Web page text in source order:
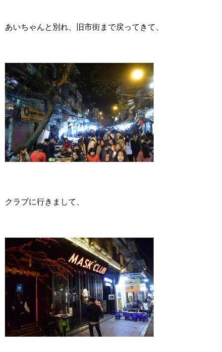
あいちゃんと別れ、旧市街まで戻ってきて、
クラブに行きまして、